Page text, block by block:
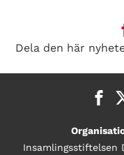
Dela den här
Insamlingsstiftelsen